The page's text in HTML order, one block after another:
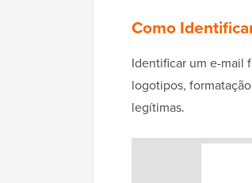
Como
Identificar um e-mail
logotipos,
legítimas.